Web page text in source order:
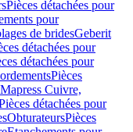
Pièces détachées pour
pour
de bridesGeberit
détachées pour
détachées pour
Pièces
Cuivre,
détachées pour
ObturateursPièces